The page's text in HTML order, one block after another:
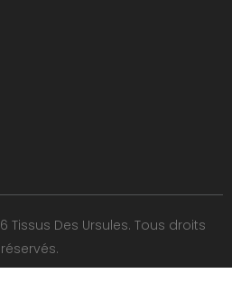
Tissus Des Ursules. Tous droits
réservés.